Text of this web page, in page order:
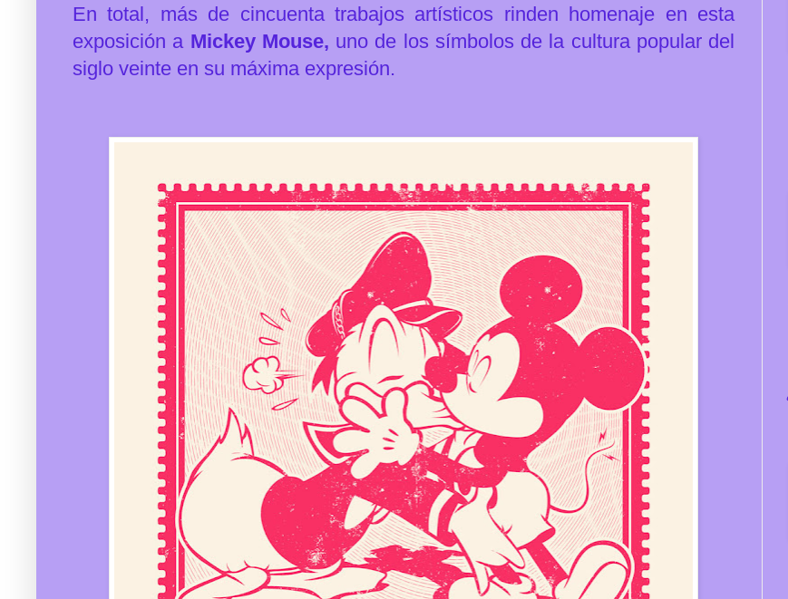
En total, más de cincuenta trabajos artísticos rinden homenaje en esta
exposición a Mickey Mouse, uno de los símbolos de la cultura popular del
siglo veinte en su máxima expresión.